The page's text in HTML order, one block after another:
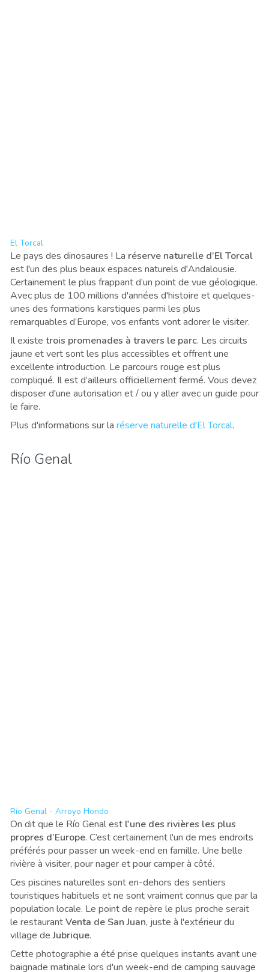
El Torcal
Le pays des dinosaures ! La réserve naturelle d’El Torcal
est l'un des plus beaux espaces naturels d'Andalousie.
Certainement le plus frappant d’un point de vue géologique.
Avec plus de 100 millions d'années d'histoire et quelques-
unes des formations karstiques parmi les plus
remarquables d’Europe, vos enfants vont adorer le visiter.
Il existe trois promenades à travers le parc. Les circuits
jaune et vert sont les plus accessibles et offrent une
excellente introduction. Le parcours rouge est plus
compliqué. Il est d’ailleurs officiellement fermé. Vous devez
disposer d'une autorisation et / ou y aller avec un guide pour
le faire.
Plus d'informations sur la réserve naturelle d'El Torcal.
Río Genal
Río Genal - Arroyo Hondo
On dit que le Río Genal est l'une des rivières les plus
propres d’Europe. C’est certainement l'un de mes endroits
préférés pour passer un week-end en famille. Une belle
rivière à visiter, pour nager et pour camper à côté.
Ces piscines naturelles sont en-dehors des sentiers
touristiques habituels et ne sont vraiment connus que par la
population locale. Le point de repère le plus proche serait
le restaurantVenta de San Juan, juste à l'extérieur du
village deJubrique.
Cette photographie a été prise quelques instants avant une
baignade matinale lors d'un week-end de camping sauvage